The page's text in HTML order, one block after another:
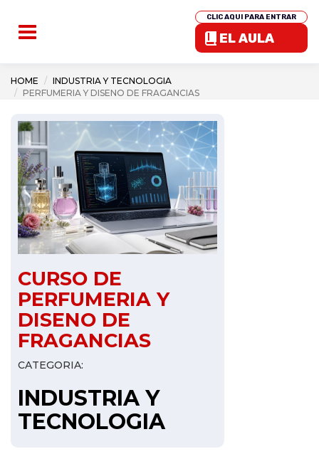
CLIC AQUI PARA ENTRAR
EL AULA
HOME
INDUSTRIA Y TECNOLOGIA
PERFUMERIA Y DISENO DE FRAGANCIAS
CURSO DE
PERFUMERIA Y
DISENO DE
FRAGANCIAS
CATEGORIA:
INDUSTRIA Y
TECNOLOGIA